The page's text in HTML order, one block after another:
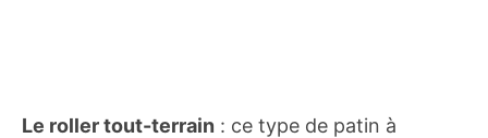
Le roller tout-terrain : ce type de patin à